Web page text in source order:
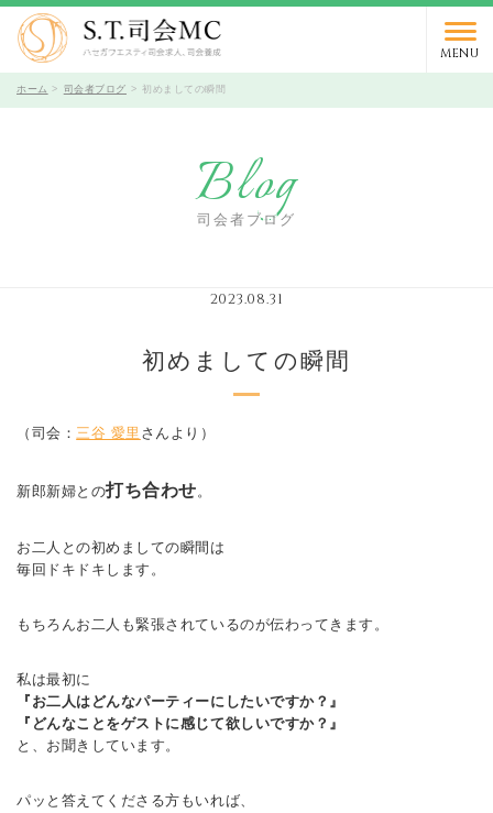
MENU
受付時間 10時～19時 / 定休日 火曜日
ホーム 司会者ブログ 初めましての瞬間
Blog
司会者ブログ
2023.08.31
初めましての瞬間
（司会：三谷 愛里 さんより）
新郎新婦との打ち合わせ。
お二人との初めましての瞬間は
毎回ドキドキします。
もちろんお二人も緊張されているのが伝わってきます。
私は最初に
『お二人はどんなパーティーにしたいですか？』
『どんなことをゲストに感じて欲しいですか？』
と、お聞きしています。
パッと答えてくださる方もいれば、